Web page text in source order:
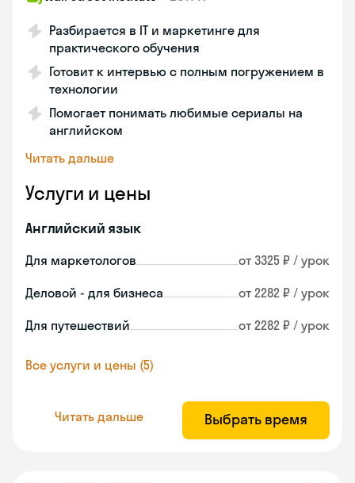
Разбирается в IT и маркетинге для
практического обучения
Готовит к интервью с полным погружением в
технологии
Помогает понимать любимые сериалы на
английском
Читать дальше
Услуги и цены
Английский язык
Для маркетологов от 3325 ₽ / урок
Деловой - для бизнеса от 2282 ₽ / урок
Для путешествий от 2282 ₽ / урок
Все услуги и цены (5)
Читать дальше Выбрать время